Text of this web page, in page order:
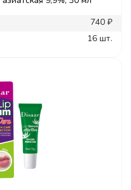
740 ₽
16 шт.